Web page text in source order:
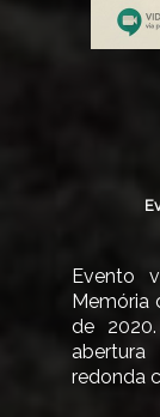
Evento
Memória
de
redonda